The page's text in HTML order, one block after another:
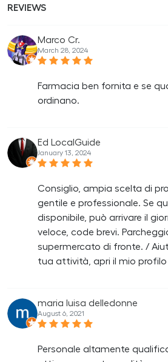
REVIEWS
Marco Cr.
March 28, 2024
Farmacia ben fornita e se
ordinano.
Ed LocalGuide
January 13, 2024
Consiglio, ampia scelta di
gentile e professionale. Se
disponibile, può arrivare il
veloce, code brevi.
supermercato di fronte. /
tua attività, apri il mio profilo
maria luisa delledonne
August 6, 2021
Personale altamente